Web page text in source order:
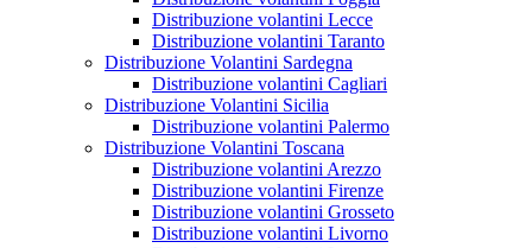
Distribuzione volantini Lecce
Distribuzione volantini Taranto
Distribuzione Volantini Sardegna
Distribuzione volantini Cagliari
Distribuzione Volantini Sicilia
Distribuzione volantini Palermo
Distribuzione Volantini Toscana
Distribuzione volantini Arezzo
Distribuzione volantini Firenze
Distribuzione volantini Grosseto
Distribuzione volantini Livorno